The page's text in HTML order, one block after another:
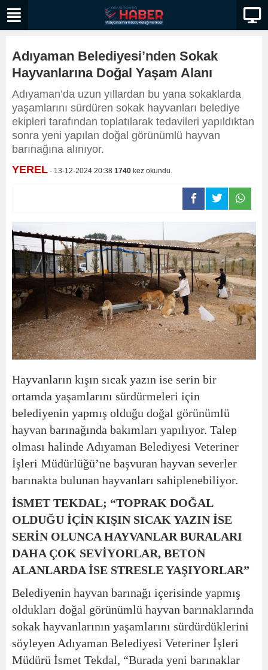
Adıyaman Belediyesi’nden Sokak
Hayvanlarına Doğal Yaşam Alanı
Adıyaman’da uzun yıllardan bu yana sokaklarda
yaşamlarını sürdüren sokak hayvanları belediye
ekipleri tarafından toplatılarak tedavileri yapıldıktan
sonra yeni yapılan doğal görünümlü hayvan
barınağına alınıyor.
YEREL - 13-12-2024 20:38 1740 kez okundu.
Hayvanların kışın sıcak yazın ise serin bir
ortamda yaşamlarını sürdürmeleri için
belediyenin yapmış olduğu doğal görünümlü
hayvan barınağında bakımları yapılıyor. Talep
olması halinde Adıyaman Belediyesi Veteriner
İşleri Müdürlüğü’ne başvuran hayvan severler
barınakta bulunan hayvanları sahiplenebiliyor.
İSMET TEKDAL; “TOPRAK DOĞAL
OLDUĞU İÇİN KIŞIN SICAK YAZIN İSE
SERİN OLUNCA HAYVANLAR BURALARI
DAHA ÇOK SEVİYORLAR, BETON
ALANLARDA İSE STRESLE YAŞIYORLAR”
Belediyenin hayvan barınağı içerisinde yapmış
oldukları doğal görünümlü hayvan barınaklarında
sokak hayvanlarının yaşamlarını sürdürdüklerini
söyleyen Adıyaman Belediyesi Veteriner İşleri
Müdürü İsmet Tekdal, “Burada yeni barınaklar